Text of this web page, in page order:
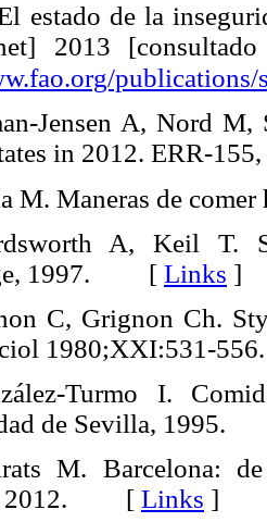
estado de la
2013
publications/
Jensen A, Nord
in 2012. ERR-
M. Maneras de
A, Keil T.
1997. [ Links ]
C, Grignon Ch.
Turmo I.
de Sevilla,
M. Barcelona:
2012. [ Links ]